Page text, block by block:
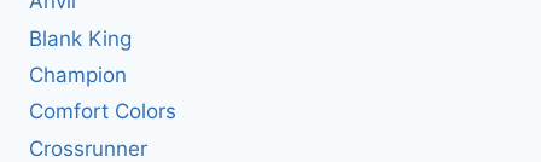
Blank King
Champion
Comfort Colors
Crossrunner